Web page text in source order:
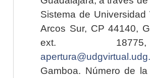
Sistema de
Arcos Sur, CP 44140,
ext.
Gamboa. Número de